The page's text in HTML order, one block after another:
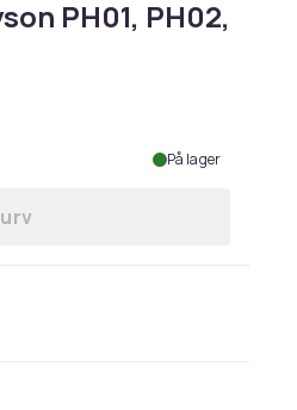
PH01, PH02,
På lager
til Dyson